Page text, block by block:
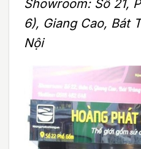
Showroom: Số 21,
6), Giang Cao, Bát
Nội